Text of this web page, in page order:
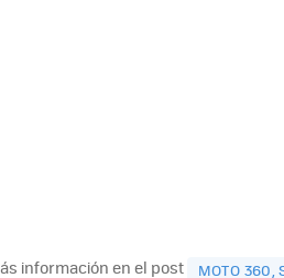
información en el post MOTO 360,